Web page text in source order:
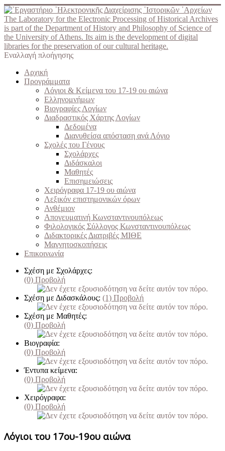
The Laboratory for the Electronic Processing of Historical Archives
is part of the Department of History and Philosophy of Science of
the University of Athens. Its aim is the development of digital
libraries for the preservation of our cultural heritage.
Εναλλαγή πλοήγησης
Αρχική
Προγράμματα
Λόγιοι & Κείμενα του 17-19 ου αιώνα
Ελληνομνήμων
Βιογραφίες Λογίων
Διαδραστικός Χάρτης Λογίων
Δεδομένα
Διανυθείσα απόσταση ανά Λόγιο
Σχολές του Γένους
Σχολάρχες
Διδάσκαλοι
Μαθητές
Επισημειώσεις
Χειρόγραφα 17-19 ου αιώνα
Λεξικόν επιστημονικών όρων
Ανθέμιον
Απογευματινή Κωνσταντινουπόλεως
Φιλολογικός Σύλλογος Κωνσταντινουπόλεως
Διδακτορικές Διατριβές ΜΙΘΕ
Μαγνητοσκοπήσεις
Επικοινωνία
Σχέση με Σχολάρχες:
(0) Προβολή
Σχέση με Διδασκάλους: (1) Προβολή
Σχέση με Μαθητές:
(0) Προβολή
Βιογραφία:
(0) Προβολή
Έντυπα κείμενα:
(0) Προβολή
Χειρόγραφα:
(0) Προβολή
Λόγιοι του 17ου-19ου αιώνα